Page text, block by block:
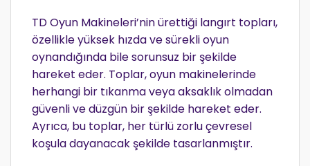
TD Oyun Makineleri’nin ürettiği langırt topları,
özellikle yüksek hızda ve sürekli oyun
oynandığında bile sorunsuz bir şekilde
hareket eder. Toplar, oyun makinelerinde
herhangi bir tıkanma veya aksaklık olmadan
güvenli ve düzgün bir şekilde hareket eder.
Ayrıca, bu toplar, her türlü zorlu çevresel
koşula dayanacak şekilde tasarlanmıştır.